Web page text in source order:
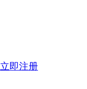
立即注册